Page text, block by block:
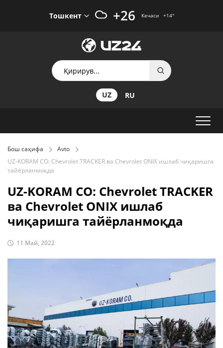
Тошкент +26 Кечаси +14°
UZ RU
Бош саҳифа
Avto
UZ-KORAM CО: Chevrolet ТRACKЕR ва Chevrolet ОNIX ишлаб чиқаришга
тайёрланмоқда
UZ-KORAM CО: Chevrolet ТRACKЕR
ва Chevrolet ОNIX ишлаб
чиқаришга тайёрланмоқда
11 Май, 2022